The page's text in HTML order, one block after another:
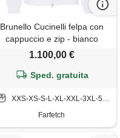
Brunello Cucinelli felpa con
cappuccio e zip - bianco
1.100,00 €
Sped. gratuita
XXS-XS-S-L-XL-XXL-3XL-5XL
Farfetch